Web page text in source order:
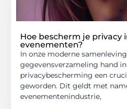
Hoe bescherm je privacy
evenementen?
In onze moderne
gegevensverzameling hand
privacybescherming een
geworden. Dit geldt met
evenementenindustrie,